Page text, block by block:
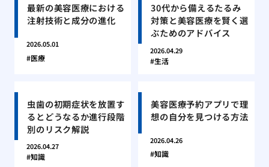
最新の美容医療における
注射技術と成分の進化
2026.05.01
医療
30代から備えるたるみ
対策と美容医療を賢く選
ぶためのアドバイス
2026.04.29
生活
虫歯の初期症状を放置す
るとどうなるか進行段階
別のリスク解説
2026.04.27
知識
美容医療予約アプリで理
想の自分を見つける方法
2026.04.26
知識